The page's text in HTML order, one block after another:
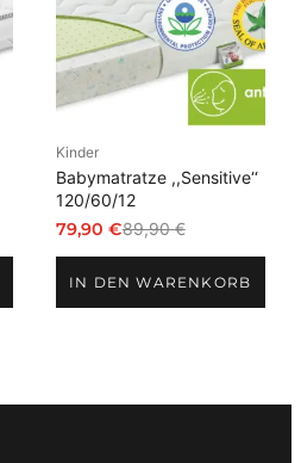
Kinder
Babymatratze ,,Sensitive‘‘
120/60/12
89,90€
Ursprünglicher
war:
79,90 €
Aktueller
ist:IN DEN WARENKORB